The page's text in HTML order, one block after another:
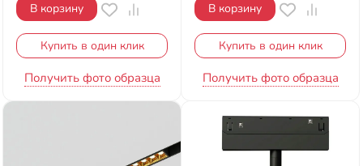
В корзину
Купить в один клик
Получить фото образца
В корзину
Купить в один клик
Получить фото образца